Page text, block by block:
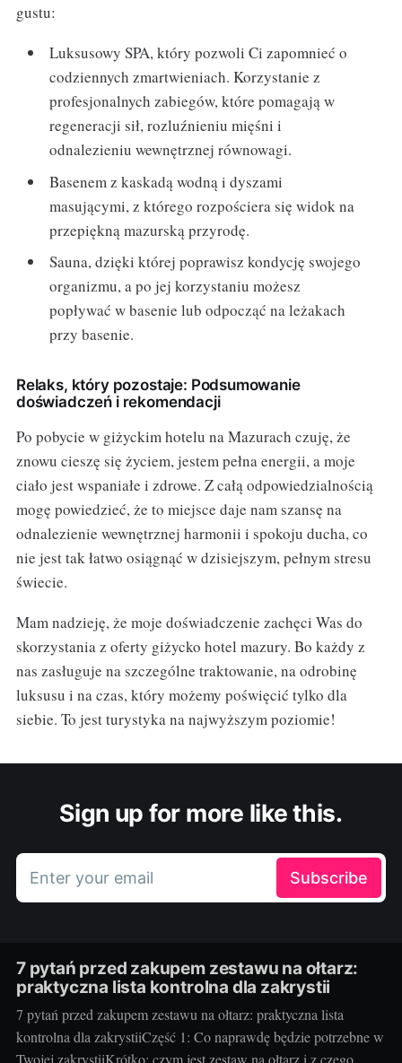
gustu:
Luksusowy SPA, który pozwoli Ci zapomnieć o
codziennych zmartwieniach. Korzystanie z
profesjonalnych zabiegów, które pomagają w
regeneracji sił, rozluźnieniu mięśni i
odnalezieniu wewnętrznej równowagi.
Basenem z kaskadą wodną i dyszami
masującymi, z którego rozpościera się widok na
przepiękną mazurską przyrodę.
Sauna, dzięki której poprawisz kondycję swojego
organizmu, a po jej korzystaniu możesz
popływać w basenie lub odpocząć na leżakach
przy basenie.
Relaks, który pozostaje: Podsumowanie
doświadczeń i rekomendacji
Po pobycie w giżyckim hotelu na Mazurach czuję, że
znowu cieszę się życiem, jestem pełna energii, a moje
ciało jest wspaniałe i zdrowe. Z całą odpowiedzialnością
mogę powiedzieć, że to miejsce daje nam szansę na
odnalezienie wewnętrznej harmonii i spokoju ducha, co
nie jest tak łatwo osiągnąć w dzisiejszym, pełnym stresu
świecie.
Mam nadzieję, że moje doświadczenie zachęci Was do
skorzystania z oferty giżycko hotel mazury. Bo każdy z
nas zasługuje na szczególne traktowanie, na odrobinę
luksusu i na czas, który możemy poświęcić tylko dla
siebie. To jest turystyka na najwyższym poziomie!
Sign up for more like this.
Enter your email Subscribe
7 pytań przed zakupem zestawu na ołtarz:
praktyczna lista kontrolna dla zakrystii
7 pytań przed zakupem zestawu na ołtarz: praktyczna lista
kontrolna dla zakrystiiCzęść 1: Co naprawdę będzie potrzebne w